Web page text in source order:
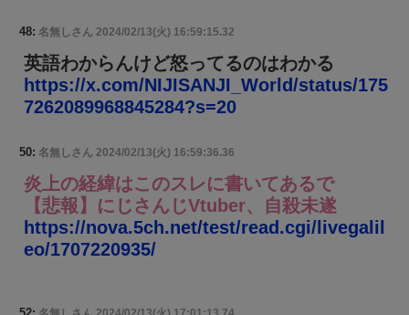
48: 名無しさん 2024/02/13(火) 16:59:15.32
英語わからんけど怒ってるのはわかる
https://x.com/NIJISANJI_World/status/175
7262089968845284?s=20
50: 名無しさん 2024/02/13(火) 16:59:36.36
炎上の経緯はこのスレに書いてあるで
【悲報】にじさんじVtuber、自殺未遂
https://nova.5ch.net/test/read.cgi/livegalil
eo/1707220935/
52: